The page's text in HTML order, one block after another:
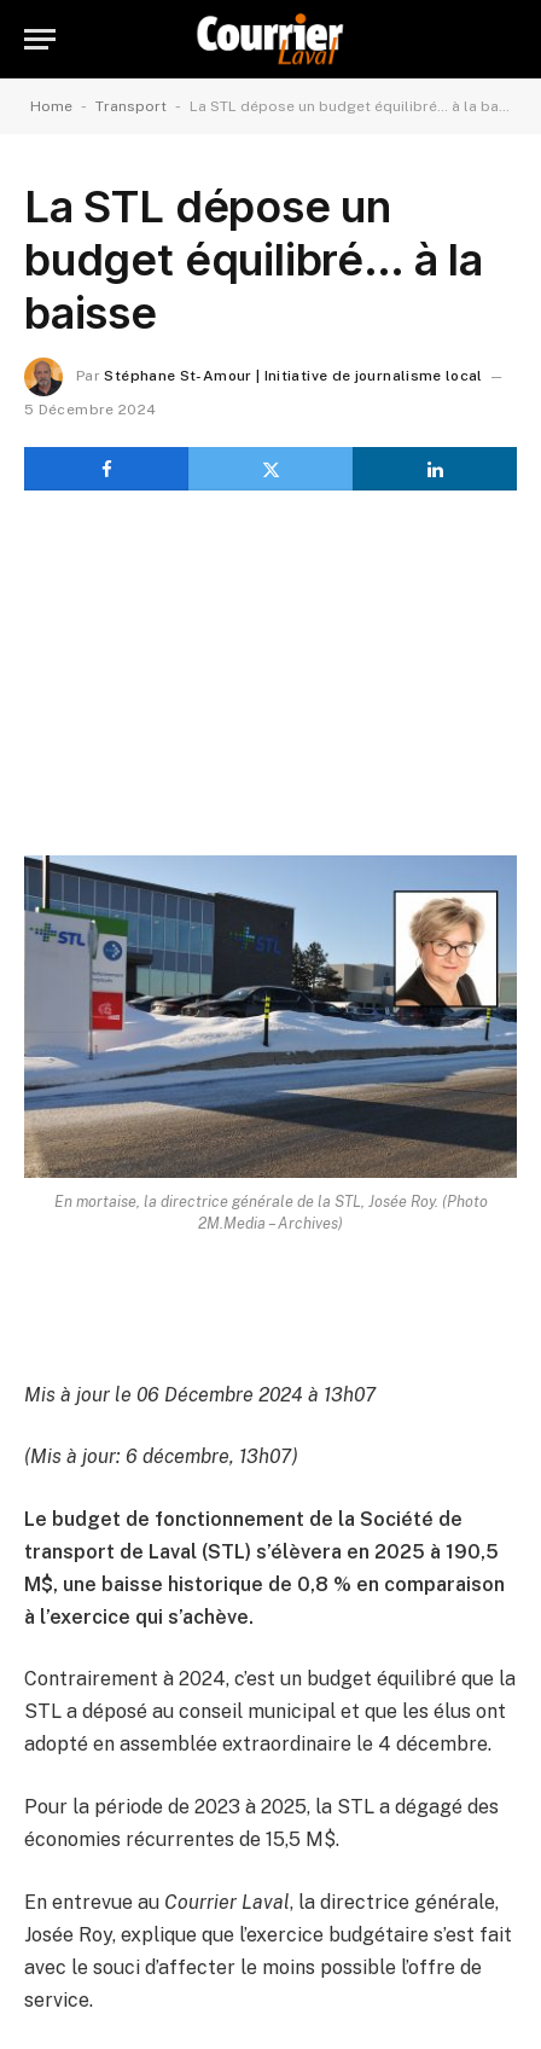
Home - Transport - La STL dépose un budget équilibré… à la baisse
La STL dépose un
budget équilibré… à la
baisse
Par Stéphane St-Amour | Initiative de journalisme local
5 Décembre 2024
En mortaise, la directrice générale de la STL, Josée Roy. (Photo
2M.Media – Archives)
Mis à jour le 06 Décembre 2024 à 13h07
(Mis à jour: 6 décembre, 13h07)
Le budget de fonctionnement de la Société de
transport de Laval (STL) s’élèvera en 2025 à 190,5
M$, une baisse historique de 0,8 % en comparaison
à l’exercice qui s’achève.
Contrairement à 2024, c’est un budget équilibré que la
STL a déposé au conseil municipal et que les élus ont
adopté en assemblée extraordinaire le 4 décembre.
Pour la période de 2023 à 2025, la STL a dégagé des
économies récurrentes de 15,5 M$.
En entrevue au Courrier Laval, la directrice générale,
Josée Roy, explique que l’exercice budgétaire s’est fait
avec le souci d’affecter le moins possible l’offre de
service.